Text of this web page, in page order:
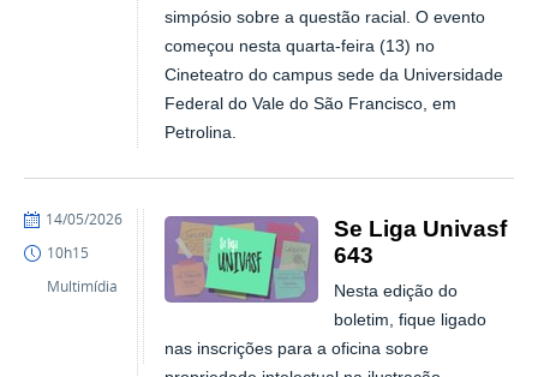
simpósio sobre a questão racial. O evento
começou nesta quarta-feira (13) no
Cineteatro do campus sede da Universidade
Federal do Vale do São Francisco, em
Petrolina.
Se Liga Univasf
643
Nesta edição do
boletim, fique ligado
nas inscrições para a oficina sobre
publicado
14/05/2026
10h15
Multimídia